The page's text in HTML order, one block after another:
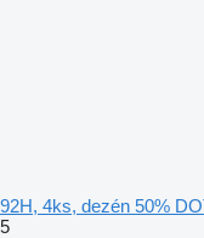
92H, 4ks, dezén 50%
5